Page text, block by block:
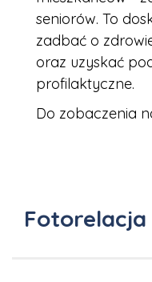
seniorów. To
zadbać o
oraz uzyskać
profilaktyczne.
Do zobaczenia
Fotorelacja